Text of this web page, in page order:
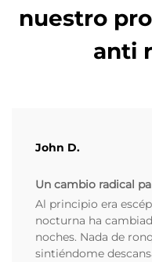
nuestro
anti
John D.
Un cambio radical
Al principio era
nocturna ha
noches. Nada de
sintiéndome